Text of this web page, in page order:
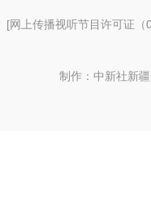
[网上传播视听节目许可证（
制作：中新社